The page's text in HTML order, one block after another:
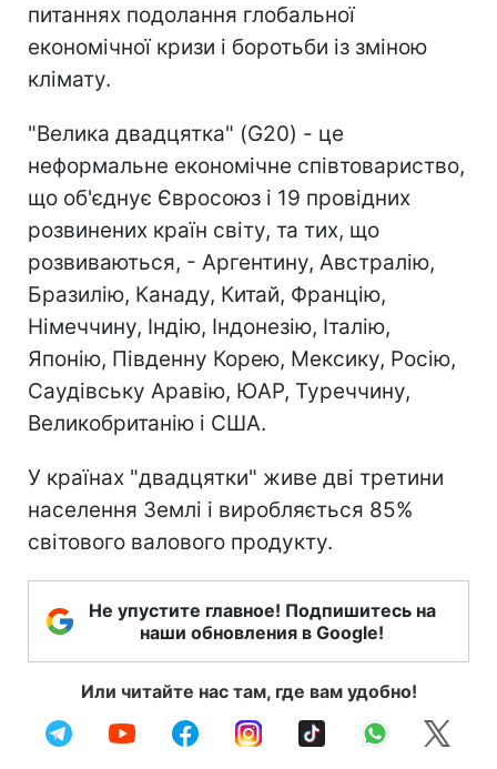
питаннях подолання глобальної
економічної кризи і боротьби із зміною
клімату.
"Велика двадцятка" (G20) - це
неформальне економічне співтовариство,
що об'єднує Євросоюз і 19 провідних
розвинених країн світу, та тих, що
розвиваються, - Аргентину, Австралію,
Бразилію, Канаду, Китай, Францію,
Німеччину, Індію, Індонезію, Італію,
Японію, Південну Корею, Мексику, Росію,
Саудівську Аравію, ЮАР, Туреччину,
Великобританію і США.
У країнах "двадцятки" живе дві третини
населення Землі і виробляється 85%
світового валового продукту.
Не упустите главное! Подпишитесь на
наши обновления в Google!
Или читайте нас там, где вам удобно!